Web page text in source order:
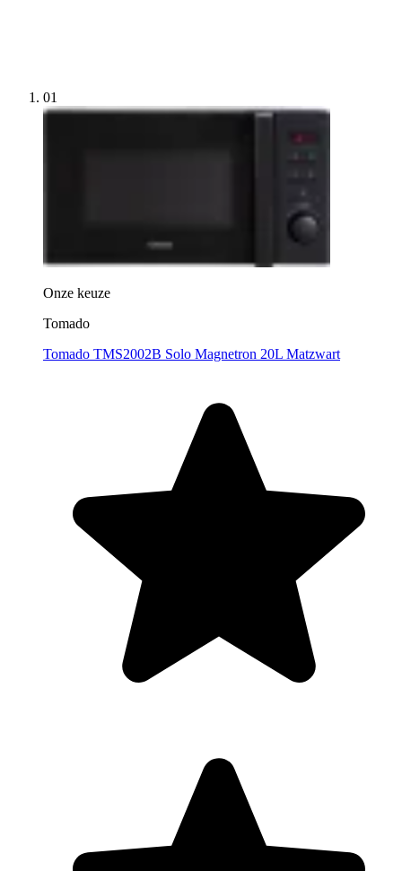
01
Onze keuze
Tomado
Tomado TMS2002B Solo Magnetron 20L Matzwart